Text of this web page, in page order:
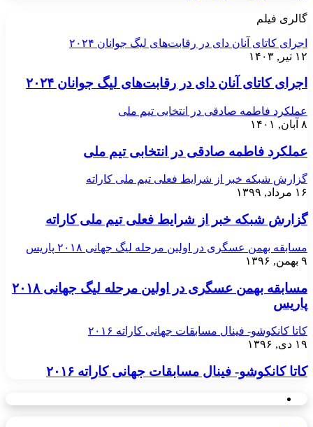
گالری فیلم
اجرای کاتای آنان دای در رقابت‌های لیگ جوانان ۲۰۲۴
۱۲ تیر, ۱۴۰۳
اجرای کاتای آنان دای در رقابت‌های لیگ جوانان ۲۰۲۴
عملکرد فاطمه صادقی در انتخابی تیم ملی
۸ آبان, ۱۴۰۱
عملکرد فاطمه صادقی در انتخابی تیم ملی
گزارش شبکه خبر از شرایط فعلی تیم ملی کاراته
۱۶ مرداد, ۱۳۹۹
گزارش شبکه خبر از شرایط فعلی تیم ملی کاراته
مسابقه بهمن عسگری در اولین مرحله لیگ جهانی ۲۰۱۸ پاریس
۹ بهمن, ۱۳۹۶
مسابقه بهمن عسگری در اولین مرحله لیگ جهانی ۲۰۱۸
پاریس
کاتا کانکوشو- فینال مسابقات جهانی کاراته ۲۰۱۶
۱۹ دی, ۱۳۹۶
کاتا کانکوشو- فینال مسابقات جهانی کاراته ۲۰۱۶